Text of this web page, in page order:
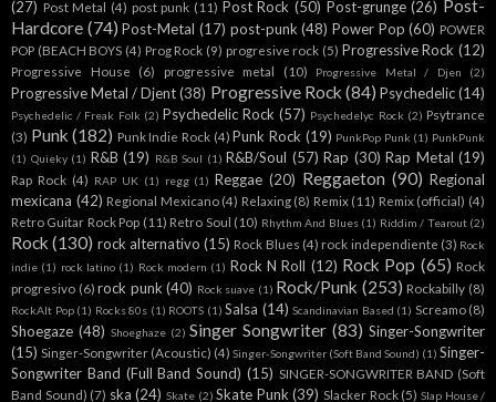
(27) Post Metal (4) post punk (11) Post Rock (50) Post-grunge (26) Post-
Hardcore (74) Post-Metal (17) post-punk (48) Power Pop (60) POWER
POP (BEACH BOYS (4) Prog Rock (9) progresive rock (5) Progressive Rock (12)
Progressive House (6) progressive metal (10) Progressive Metal / Djen (2)
Progressive Metal / Djent (38) Progressive Rock (84) Psychedelic(14)
Psychedelic / Freak Folk (2) Psychedelic Rock (57) Psychedelyc Rock (2) Psytrance
(3) Punk (182) Punk Indie Rock (4) Punk Rock (19) PunkPop Punk (1) PunkPunk
(1) Quieky (1) R&B (19) R&B Soul (1) R&B/Soul (57) Rap (30) Rap Metal (19)
Rap Rock (4) RAP UK (1) regg (1) Reggae (20) Reggaeton (90) Regional
mexicana (42) Regional Mexicano (4) Relaxing (8) Remix (11) Remix (official) (4)
Retro Guitar Rock Pop (11) Retro Soul (10) Rhythm And Blues (1) Riddim / Tearout (2)
Rock (130) rock alternativo (15) Rock Blues (4) rock independiente (3) Rock
indie (1) rock latino (1) Rock modern (1) Rock N Roll (12) Rock Pop (65) Rock
progresivo (6) rock punk (40) Rock suave (1) Rock/Punk (253) Rockabilly (8)
RockAlt Pop (1) Rocks 80s (1) ROOTS (1) Salsa (14) Scandinavian Based (1) Screamo (8)
Shoegaze (48) Shoeghaze (2) Singer Songwriter (83) Singer-Songwriter
(15) Singer-Songwriter (Acoustic) (4) Singer-Songwriter (Soft Band Sound) (1) Singer-
Songwriter Band (Full Band Sound) (15) SINGER-SONGWRITER BAND (Soft
Band Sound) (7) ska (24) Skate (2) Skate Punk (39) Slacker Rock (5) Slap House /